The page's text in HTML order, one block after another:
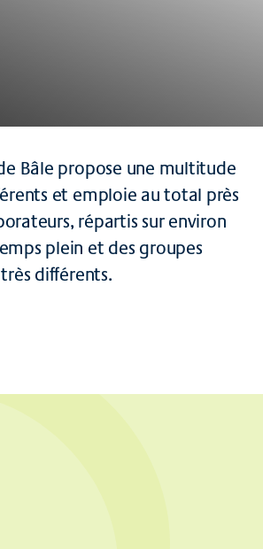
Bâle propose une multitude
et emploie au total près
répartis sur environ
plein et des groupes
différents.